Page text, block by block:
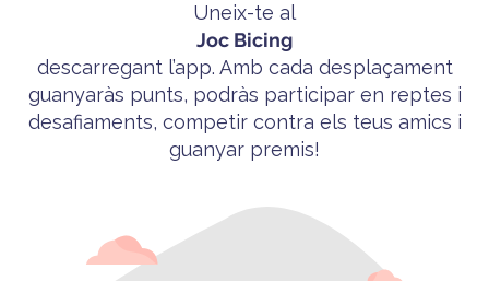
Uneix-te al
Joc Bicing
descarregant l’app. Amb cada desplaçament
guanyaràs punts, podràs participar en reptes i
desafiaments, competir contra els teus amics i
guanyar premis!